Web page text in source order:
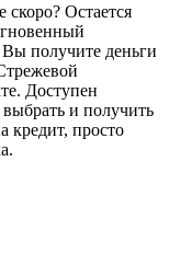
Остается
Вы получите деньги
Доступен
и получить
кредит, просто